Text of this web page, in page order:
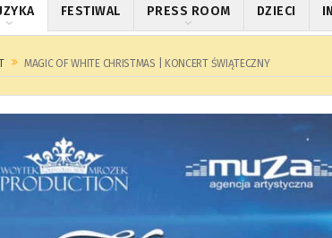
FESTIWAL PRESS ROOM DZIECI
MAGIC OF WHITE CHRISTMAS | KONCERT ŚWIĄTECZNY